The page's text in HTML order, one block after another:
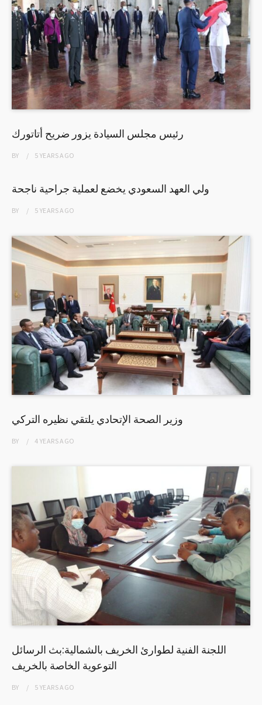
رئيس مجلس السيادة يزور ضريح أتاتورك
BY 5 YEARSAGO
ولي العهد السعودي يخضع لعملية جراحية ناجحة
BY 5 YEARSAGO
وزير الصحة الإتحادي يلتقي نظيره التركي
BY 4 YEARSAGO
اللجنة الفنية لطوارئ الخريف بالشمالية:بث الرسائل
التوعوية الخاصة بالخريف
BY 5 YEARSAGO